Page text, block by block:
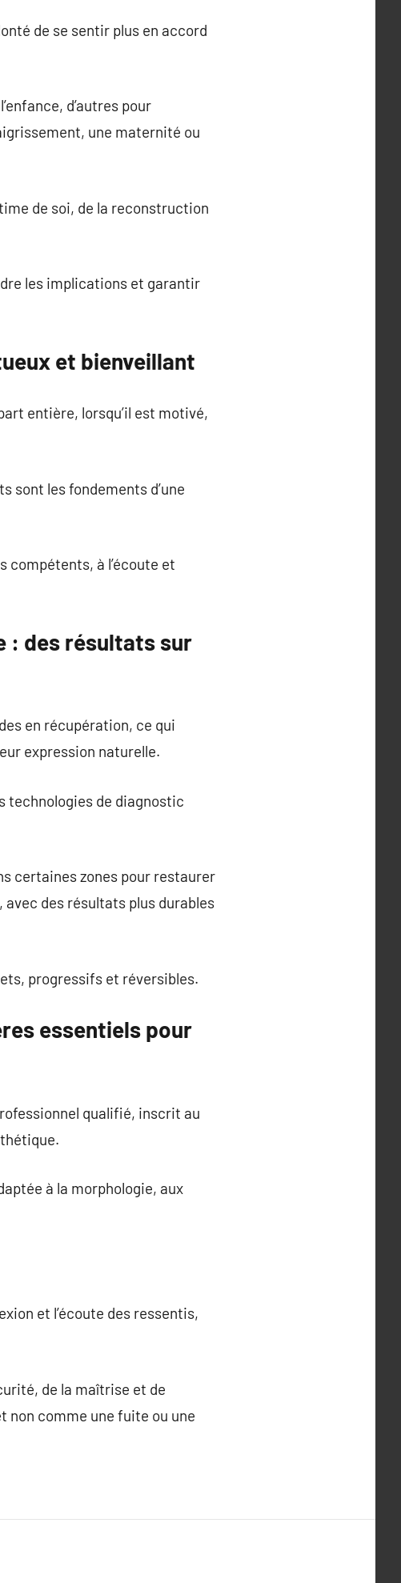
de se sentir plus en accord
d’autres pour
une maternité ou
de soi, de la reconstruction
les implications et garantir
et bienveillant
entière, lorsqu’il est motivé,
sont les fondements d’une
compétents, à l’écoute et
: des résultats sur
en récupération, ce qui
expression naturelle.
technologies de diagnostic
certaines zones pour restaurer
des résultats plus durables
progressifs et réversibles.
essentiels pour
qualifié, inscrit au
à la morphologie, aux
et l’écoute des ressentis,
de la maîtrise et de
non comme une fuite ou une